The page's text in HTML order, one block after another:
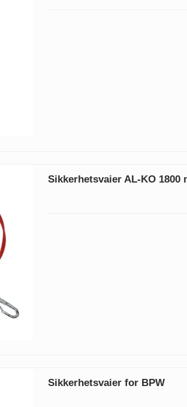
Sikkerhetsvaier AL-KO 1800
Sikkerhetsvaier for BPW